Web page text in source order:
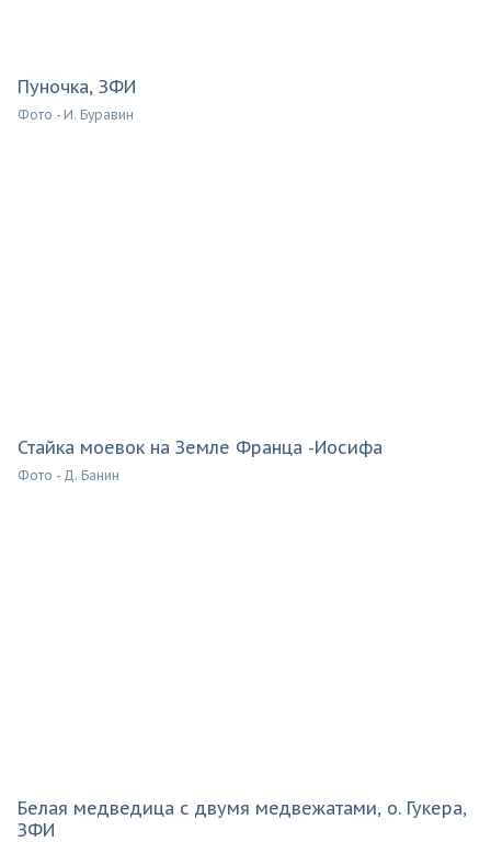
Пуночка, ЗФИ
Фото - И. Буравин
Стайка моевок на Земле Франца -Иосифа
Фото - Д. Банин
Белая медведица с двумя медвежатами, о. Гукера,
ЗФИ